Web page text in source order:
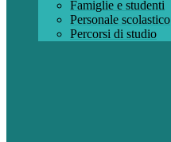
Famiglie e studenti
Personale scolastico
Percorsi di studio